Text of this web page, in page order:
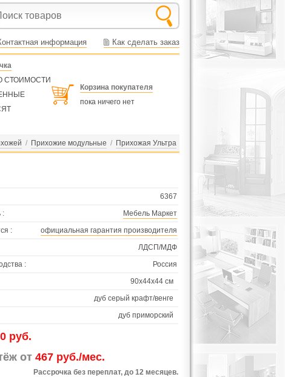
информация Как сделать заказ
СТОИМОСТИ
Корзина покупателя
пока ничего нет
/ Прихожие модульные / Прихожая Ультра
6367
:
Мебель Маркет
:
официальная гарантия производителя
ЛДСП/МДФ
:
Россия
90х44х44 см
дуб серый крафт/венге
дуб приморский
руб.
от 467 руб./мес.
Рассрочка без переплат, до 12 месяцев.